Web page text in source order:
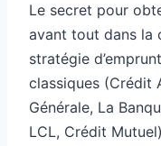
Le secret pour
avant tout dans la
stratégie
classiques (Crédit
Générale, La
LCL, Crédit